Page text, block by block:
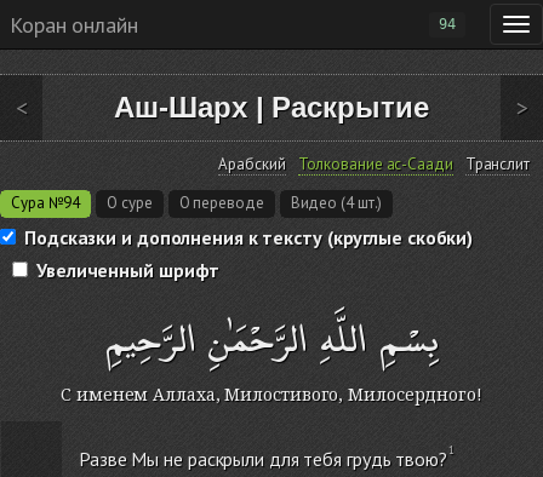
Коран онлайн 94
< Аш-Шарх| Раскрытие >
Сура №94 О суре О переводе Видео (4 шт.)
Арабский Толкование ас-Саади Транслит
Подсказки и дополнения к тексту (круглые скобки)
Увеличенный шрифт
بِسْمِ اللَّهِ الرَّحْمَٰنِ الرَّحِيمِ
С именем Аллаха, Милостивого, Милосердного!
Разве Мы не раскрыли для тебя грудь твою?